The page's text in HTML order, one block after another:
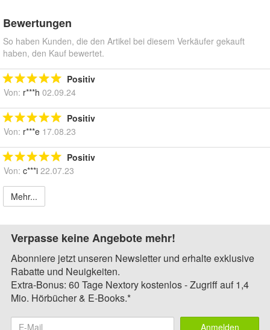
Bewertungen
So haben Kunden, die den Artikel bei diesem Verkäufer gekauft
haben, den Kauf bewertet.
Positiv
Von: r***h 02.09.24
Positiv
Von: r***e 17.08.23
Positiv
Von: c***i 22.07.23
Mehr...
Verpasse keine Angebote mehr!
Abonniere jetzt unseren Newsletter und erhalte exklusive
Rabatte und Neuigkeiten.
Extra-Bonus: 60 Tage Nextory kostenlos - Zugriff auf 1,4
Mio. Hörbücher & E-Books.*
Anmelden